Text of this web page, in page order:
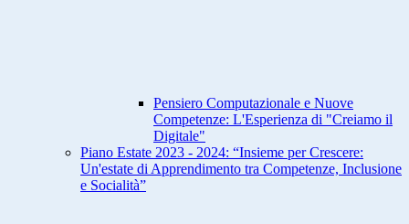
Pensiero Computazionale e Nuove
Competenze: L'Esperienza di "Creiamo il
Digitale"
Piano Estate 2023 - 2024: “Insieme per Crescere:
Un'estate di Apprendimento tra Competenze, Inclusione
e Socialità”